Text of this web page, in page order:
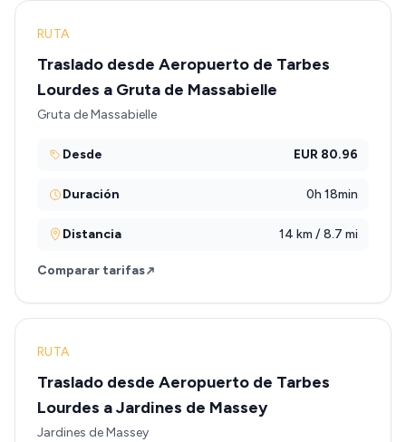
RUTA
Traslado desde Aeropuerto de Tarbes
Lourdes a Gruta de Massabielle
Gruta de Massabielle
Desde EUR 80.96
Duración 0h 18min
Distancia 14 km / 8.7 mi
Comparar tarifas
RUTA
Traslado desde Aeropuerto de Tarbes
Lourdes a Jardines de Massey
Jardines de Massey